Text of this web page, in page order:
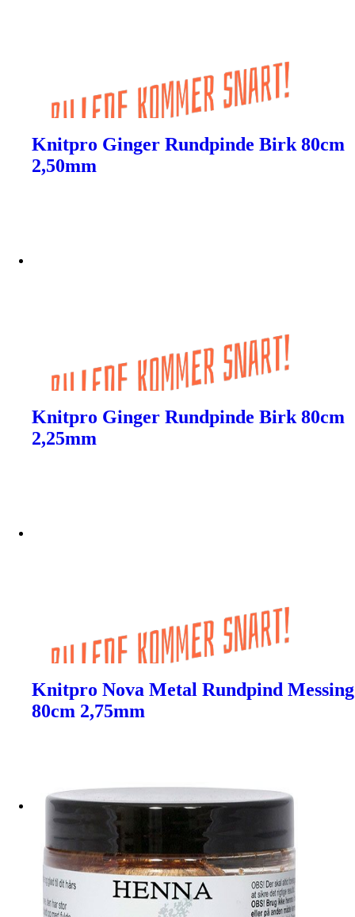
Knitpro Ginger Rundpinde Birk 80cm
2,50mm
Knitpro Ginger Rundpinde Birk 80cm
2,25mm
Knitpro Nova Metal Rundpind Messing
80cm 2,75mm